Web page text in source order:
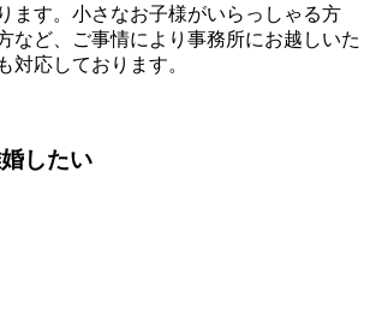
ます。 小さなお子様がいらっしゃる方
など
ご事情により事務所にお越しいた
対応しております。
したい